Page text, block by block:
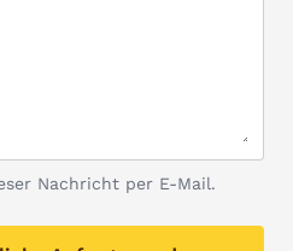
Nachricht per E-Mail.